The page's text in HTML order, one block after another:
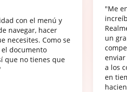
con el menú y
navegar, hacer
necesites. Como se
documento
que no tienes que
"Me
un
a los
en